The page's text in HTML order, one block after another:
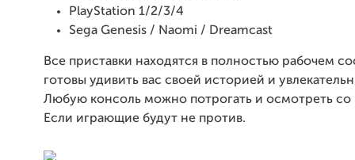
PlayStation 1/2/3/4
Sega Genesis / Naomi / Dreamcast
Все приставки находятся в полностью рабочем
готовы удивить вас своей историей и
Любую консоль можно потрогать и осмотреть со
Если играющие будут не против.